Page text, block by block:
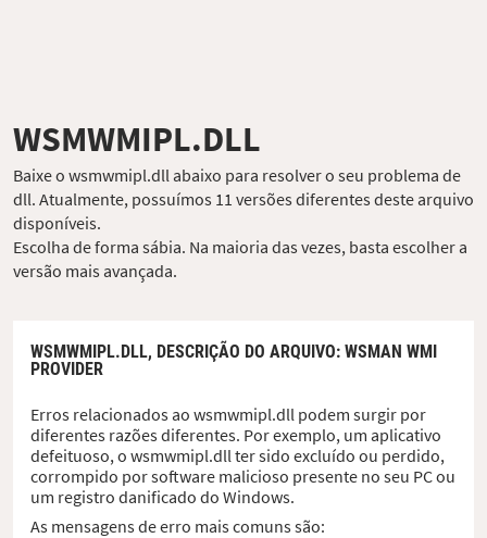
WSMWMIPL.DLL
Baixe o wsmwmipl.dll abaixo para resolver o seu problema de
dll. Atualmente, possuímos 11 versões diferentes deste arquivo
disponíveis.
Escolha de forma sábia. Na maioria das vezes, basta escolher a
versão mais avançada.
WSMWMIPL.DLL, DESCRIÇÃO DO ARQUIVO: WSMAN WMI
PROVIDER
Erros relacionados ao wsmwmipl.dll podem surgir por
diferentes razões diferentes. Por exemplo, um aplicativo
defeituoso, o wsmwmipl.dll ter sido excluído ou perdido,
corrompido por software malicioso presente no seu PC ou
um registro danificado do Windows.
As mensagens de erro mais comuns são: